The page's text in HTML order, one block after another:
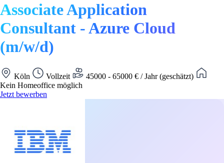
Associate Application
Consultant - Azure Cloud
(m/w/d)
Köln Vollzeit
45000 - 65000 € / Jahr (geschätzt)
Kein Homeoffice möglich
Jetzt bewerben